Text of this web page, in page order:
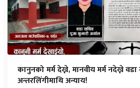
कानुनको मर्म देख्ने, मानवीय मर्म नदेख्ने
अन्तरलिंगीमाथि अन्याय!